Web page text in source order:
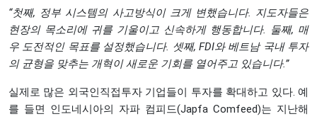
“첫째, 정부 시스템의 사고방식이 크게 변했습니다. 지도자들은
현장의 목소리에 귀를 기울이고 신속하게 행동합니다. 둘째, 매
우 도전적인 목표를 설정했습니다. 셋째, FDI와 베트남 국내 투자
의 균형을 맞추는 개혁이 새로운 기회를 열어주고 있습니다.”
실제로 많은 외국인직접투자 기업들이 투자를 확대하고 있다. 예
를 들면 인도네시아의 자파 컴피드(Japfa Comfeed)는 지난해